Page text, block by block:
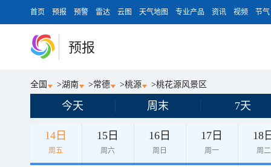
首页 预报 预警 雷达 云图 天气地图 专业产品 资讯 视频 节气
预报
全国 >湖南 >常德 >桃源 >桃花源风景区
今天 周末 7天
14日
周五
15日
周六
16日
周日
17日
周一
18
周二